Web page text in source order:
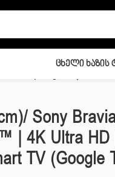
Ცხელი Ხაზის
Sony
| 4K Ultra HD
TV (Google